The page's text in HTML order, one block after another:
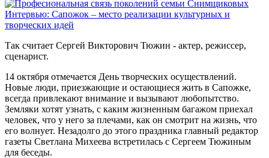
Интервью: Сапожок – место реализации культурных и
творческих идей
Так считает Сергей Викторович Тюжин - актер, режиссер,
сценарист.
14 октября отмечается День творческих осуществлений.
Новые люди, приезжающие и остающиеся жить в Сапожке,
всегда привлекают внимание и вызывают любопытство.
Земляки хотят узнать, с каким жизненным багажом приехал
человек, что у него за плечами, как он смотрит на жизнь, что
его волнует. Незадолго до этого праздника главный редактор
газеты Светлана Михеева встретилась с Сергеем Тюжиным
для беседы.